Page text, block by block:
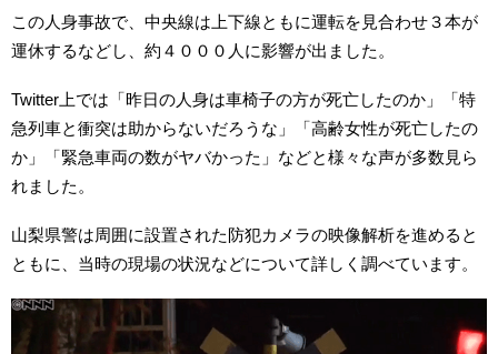
この人身事故で、中央線は上下線ともに運転を見合わせ３本が
運休するなどし、約４０００人に影響が出ました。
Twitter上では「昨日の人身は車椅子の方が死亡したのか」「特
急列車と衝突は助からないだろうな」「高齢女性が死亡したの
か」「緊急車両の数がヤバかった」などと様々な声が多数見ら
れました。
山梨県警は周囲に設置された防犯カメラの映像解析を進めると
ともに、当時の現場の状況などについて詳しく調べています。